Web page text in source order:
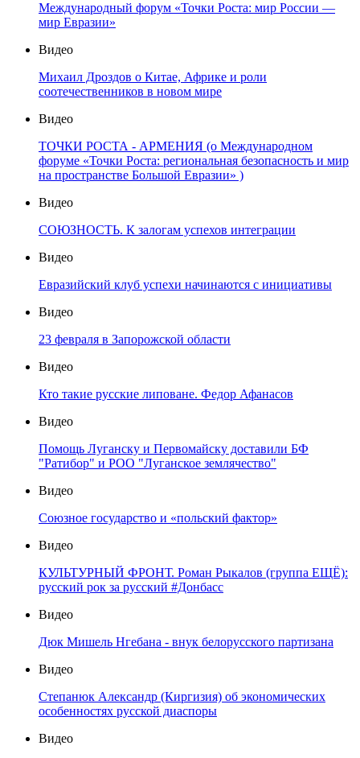
Международный форум «Точки Роста: мир России —
мир Евразии»
Видео
Михаил Дроздов о Китае, Африке и роли
соотечественников в новом мире
Видео
ТОЧКИ РОСТА - АРМЕНИЯ (о Международном
форуме «Точки Роста: региональная безопасность и мир
на пространстве Большой Евразии» )
Видео
СОЮЗНОСТЬ. К залогам успехов интеграции
Видео
Евразийский клуб успехи начинаются с инициативы
Видео
23 февраля в Запорожской области
Видео
Кто такие русские липоване. Федор Афанасов
Видео
Помощь Луганску и Первомайску доставили БФ
"Ратибор" и РОО "Луганское землячество"
Видео
Союзное государство и «польский фактор»
Видео
КУЛЬТУРНЫЙ ФРОНТ. Роман Рыкалов (группа ЕЩЁ):
русский рок за русский #Донбасс
Видео
Дюк Мишель Нгебана - внук белорусского партизана
Видео
Степанюк Александр (Киргизия) об экономических
особенностях русской диаспоры
Видео